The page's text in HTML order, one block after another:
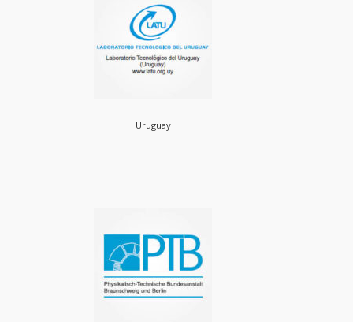
Uruguay